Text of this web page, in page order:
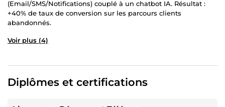
(Email/SMS/Notifications) couplé à un chatbot IA. Résultat :
+40% de taux de conversion sur les parcours clients
abandonnés.
Voir plus (4)
Diplômes et certifications